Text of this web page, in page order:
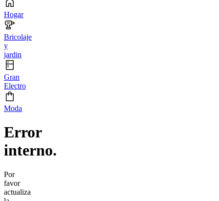
Hogar
Bricolaje
y
jardin
Gran
Electro
Moda
Error
interno.
Por
favor
actualiza